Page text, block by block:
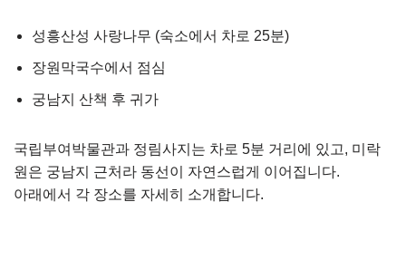
성흥산성 사랑나무 (숙소에서 차로 25분)
장원막국수에서 점심
궁남지 산책 후 귀가
국립부여박물관과 정림사지는 차로 5분 거리에 있고, 미락
원은 궁남지 근처라 동선이 자연스럽게 이어집니다.
아래에서 각 장소를 자세히 소개합니다.